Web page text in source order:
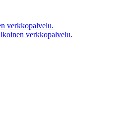
verkkopalvelu.
verkkopalvelu.